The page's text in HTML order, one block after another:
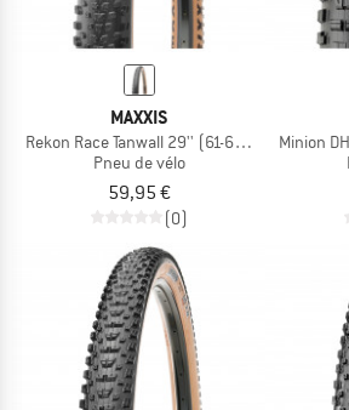
MAXXIS
Rekon Race Tanwall 29'' (61-622) WT Dual
Pneu de vélo
59,95 €
(0)
Minion